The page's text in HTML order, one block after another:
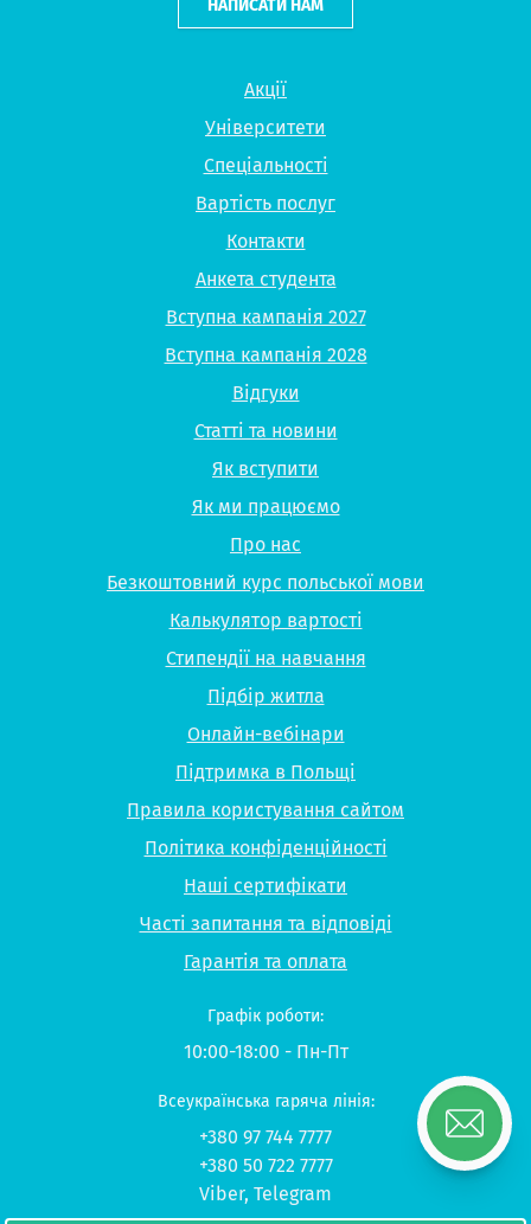
Акції
Університети
Спеціальності
Вартість послуг
Контакти
Анкета студента
Вступна кампанія 2027
Вступна кампанія 2028
Відгуки
Статті та новини
Як вступити
Як ми працюємо
Про нас
Безкоштовний курс польської мови
Калькулятор вартості
Стипендії на навчання
Підбір житла
Онлайн-вебінари
Підтримка в Польщі
Правила користування сайтом
Політика конфіденційності
Наші сертифікати
Часті запитання та відповіді
Гарантія та оплата
НАПИСАТИ НАМ
Графік роботи:
10:00-18:00 - Пн-Пт
Всеукраїнська гаряча лінія:
+380 97 744 7777
+380 50 722 7777
Viber, Telegram